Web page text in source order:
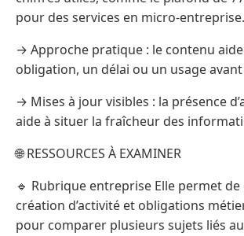
pour des services en micro-entreprise.
→ Approche pratique : le contenu
obligation, un délai ou un usage
→ Mises à jour visibles : la présence
aide à situer la fraîcheur des
🌐 RESSOURCES À EXAMINER
🔹 Rubrique entreprise Elle permet
création d’activité et obligations
pour comparer plusieurs sujets liés